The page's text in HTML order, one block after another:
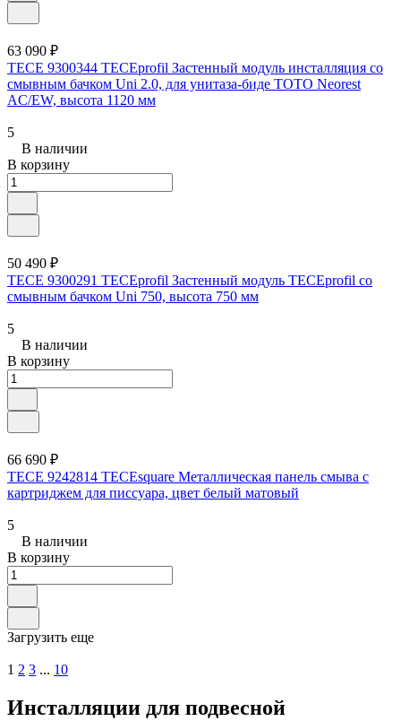
63 090 ₽
TECE 9300344 TECEprofil Застенный модуль инсталляция со
смывным бачком Uni 2.0, для унитаза-биде TOTO Neorest
AC/EW, высота 1120 мм
5
В наличии
В корзину
50 490 ₽
TECE 9300291 TECEprofil Застенный модуль TECEprofil со
смывным бачком Uni 750, высота 750 мм
5
В наличии
В корзину
66 690 ₽
TECE 9242814 TECEsquare Металлическая панель смыва с
картриджем для писсуара, цвет белый матовый
5
В наличии
В корзину
Загрузить еще
1 2 3 ... 10
Инсталляции для подвесной